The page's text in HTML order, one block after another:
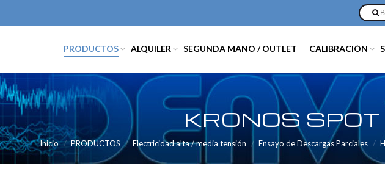
PRODUCTOS ALQUILER SEGUNDA MANO / OUTLET CALIBRACIÓN
KRONOS SPOT
Inicio PRODUCTOS Electricidad alta / media tensión Ensayo de Descargas Parciales